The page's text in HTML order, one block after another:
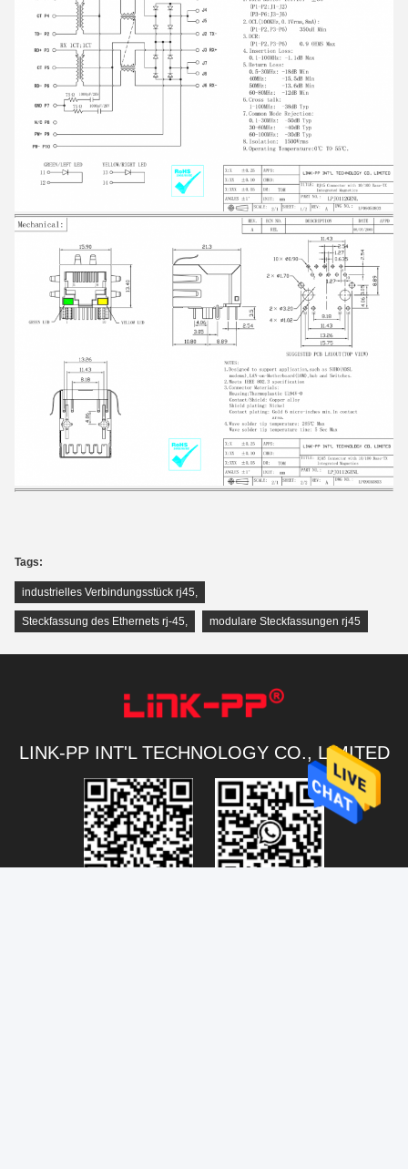
Tags:
industrielles Verbindungsstück rj45,
Steckfassung des Ethernets rj-45, modulare Steckfassungen rj45
LINK-PP INT'L TECHNOLOGY CO., LIMITED